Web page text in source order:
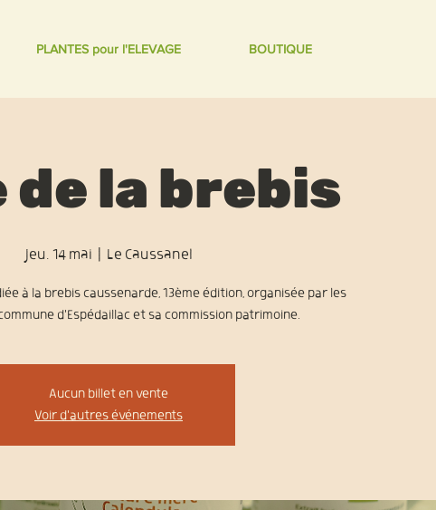
PLANTES pour l'ELEVAGE BOUTIQUE
de la brebis
jeu. 14 mai Le Caussanel
à la brebis caussenarde, 13ème édition, organisée par les
d'Espédaillac et sa commission patrimoine.
Aucun billet en vente
Voir d'autres événements